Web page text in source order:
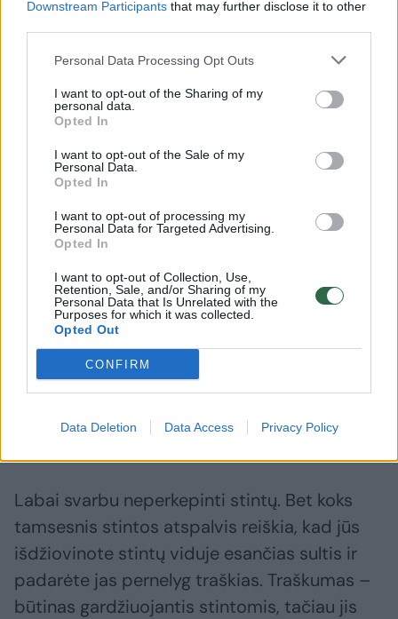
Downstream Participants that may further disclose it to other
Personal Data Processing Opt Outs
I want to opt-out of the Sharing of my
personal data.
Opted In
I want to opt-out of the Sale of my
Personal Data.
Opted In
I want to opt-out of processing my
Personal Data for Targeted Advertising.
Opted In
I want to opt-out of Collection, Use,
Retention, Sale, and/or Sharing of my
Personal Data that Is Unrelated with the
Purposes for which it was collected.
Opted Out
CONFIRM
Data Deletion Data Access Privacy Policy
Jei valgant visą žuvį vis dėlto jus trikdo tai,
kad turite valgyti neišdorotą žuvį, galima
nupjauti galvą įstrižai nuo galvos viršaus link
pelekų Tokiu būdu nereikės valgyti nei galvos,
Pats populiariausias stintos gamybos būdas
– stintų kepimas keptuvėje. Kepimui
keptuvėje taip gerai netinka jokia kita žuvis.
Tai tradicinis stintų paruošimo būdas, kuris
nereikalauja daug pastangų ir laiko.
Vis dėlto kelias taisykles privalote įsidėmėti,
jei norite mėgautis stintomis. Norėdami, kad
kepta stinta ištirptų burnoje, žuvį turėtumėte
kepti tol, kol ji bus tik aukso rudos atspalvio.
Labai svarbu neperkepinti stintų. Bet koks
tamsesnis stintos atspalvis reiškia, kad jūs
išdžiovinote stintų viduje esančias sultis ir
padarėte jas pernelyg traškias. Traškumas –
būtinas gardžiuojantis stintomis, tačiau jis